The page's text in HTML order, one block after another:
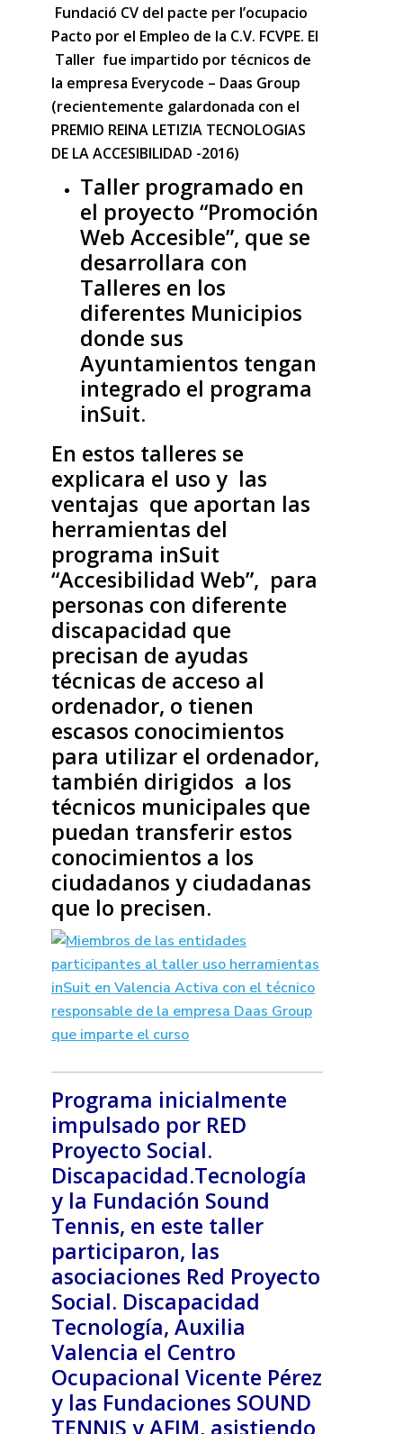
Fundació CV del pacte per l’ocupacio
Pacto por el Empleo de la C.V. FCVPE. El
Taller fue impartido por técnicos de
la empresa Everycode – Daas Group
(recientemente galardonada con el
PREMIO REINA LETIZIA TECNOLOGIAS
DE LA ACCESIBILIDAD -2016)
Taller programado en
el proyecto “Promoción
Web Accesible”, que se
desarrollara con
Talleres en los
diferentes Municipios
donde sus
Ayuntamientos tengan
integrado el programa
inSuit.
En estos talleres se
explicara el uso y las
ventajas que aportan las
herramientas del
programa inSuit
“Accesibilidad Web”, para
personas con diferente
discapacidad que
precisan de ayudas
técnicas de acceso al
ordenador, o tienen
escasos conocimientos
para utilizar el ordenador,
también dirigidos a los
técnicos municipales que
puedan transferir estos
conocimientos a los
ciudadanos y ciudadanas
que lo precisen.
Programa inicialmente
impulsado por RED
Proyecto Social.
Discapacidad.Tecnología
y la Fundación Sound
Tennis, en este taller
participaron, las
asociaciones Red Proyecto
Social. Discapacidad
Tecnología, Auxilia
Valencia el Centro
Ocupacional Vicente Pérez
y las Fundaciones SOUND
TENNIS y AFIM, asistiendo